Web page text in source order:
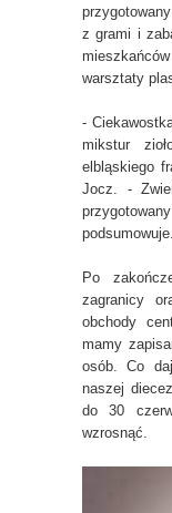
z grami i
warsztaty
-
mikstur
elbląskiego
Jocz. -
podsumowuje.
Po
zagranicy
obchody
mamy
osób. Co
naszej
do 30
wzrosnąć.